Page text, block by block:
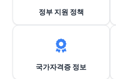
정부 지원 정책
국가자격증 정보